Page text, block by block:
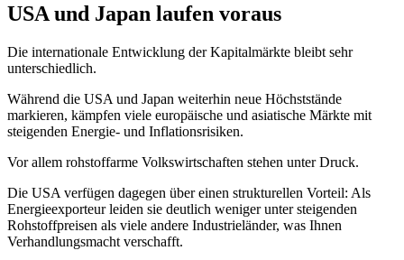
USA und Japan laufen voraus
Die internationale Entwicklung der Kapitalmärkte bleibt sehr
unterschiedlich.
Während die USA und Japan weiterhin neue Höchststände
markieren, kämpfen viele europäische und asiatische Märkte mit
steigenden Energie- und Inflationsrisiken.
Vor allem rohstoffarme Volkswirtschaften stehen unter Druck.
Die USA verfügen dagegen über einen strukturellen Vorteil: Als
Energieexporteur leiden sie deutlich weniger unter steigenden
Rohstoffpreisen als viele andere Industrieländer, was Ihnen
Verhandlungsmacht verschafft.